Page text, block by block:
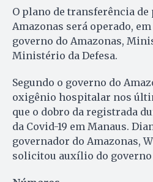
O plano de transferência de
Amazonas será operado,
governo do Amazonas,
Ministério da Defesa.
Segundo o governo do
oxigênio hospitalar nos
que o dobro da registrada
da Covid-19 em Manaus.
governador do Amazonas,
solicitou auxílio do governo